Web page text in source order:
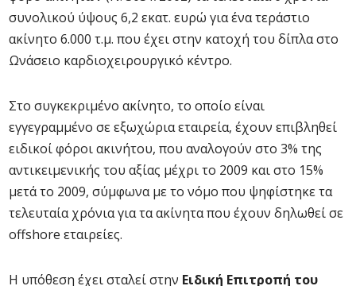
συνολικού ύψους 6,2 εκατ. ευρώ για ένα τεράστιο
ακίνητο 6.000 τ.μ. που έχει στην κατοχή του δίπλα στο
Ωνάσειο καρδιοχειρουργικό κέντρο.
Στο συγκεκριμένο ακίνητο, το οποίο είναι
εγγεγραμμένο σε εξωχώρια εταιρεία, έχουν επιβληθεί
ειδικοί φόροι ακινήτου, που αναλογούν στο 3% της
αντικειμενικής του αξίας μέχρι το 2009 και στο 15%
μετά το 2009, σύμφωνα με το νόμο που ψηφίστηκε τα
τελευταία χρόνια για τα ακίνητα που έχουν δηλωθεί σε
offshore εταιρείες.
Η υπόθεση έχει σταλεί στην Ειδική Επιτροπή του